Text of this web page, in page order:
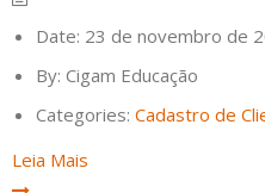
Date: 23 de novembro de
By: Cigam Educação
Categories: Cadastro de
Leia Mais